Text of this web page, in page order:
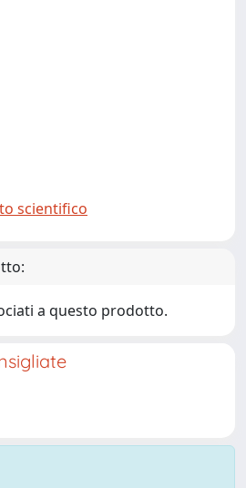
scientifico
a questo prodotto.